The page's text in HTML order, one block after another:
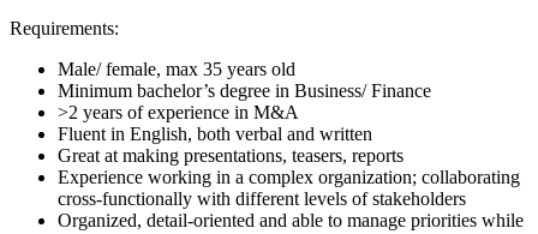
Requirements:
Male/ female, max 35 years old
Minimum bachelor’s degree in Business/ Finance
>2 years of experience in M&A
Fluent in English, both verbal and written
Great at making presentations, teasers, reports
Experience working in a complex organization; collaborating
cross-functionally with different levels of stakeholders
Organized, detail-oriented and able to manage priorities while